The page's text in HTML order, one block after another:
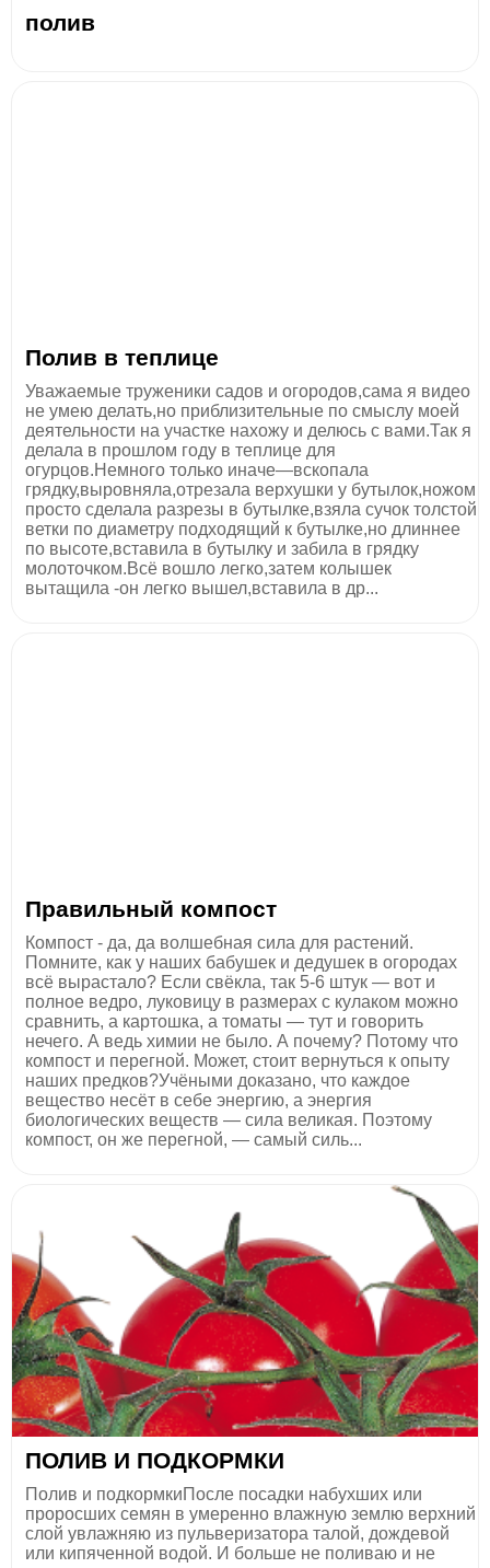
полив
Полив в теплице
Уважаемые труженики садов и огородов,сама я видео
не умею делать,но приблизительные по смыслу моей
деятельности на участке нахожу и делюсь с вами.Так я
делала в прошлом году в теплице для
огурцов.Немного только иначе—вскопала
грядку,выровняла,отрезала верхушки у бутылок,ножом
просто сделала разрезы в бутылке,взяла сучок толстой
ветки по диаметру подходящий к бутылке,но длиннее
по высоте,вставила в бутылку и забила в грядку
молоточком.Всё вошло легко,затем колышек
вытащила -он легко вышел,вставила в др...
Правильный компост
Компост - да, да волшебная сила для растений.
Помните, как у наших бабушек и дедушек в огородах
всё вырастало? Если свёкла, так 5-6 штук — вот и
полное ведро, луковицу в размерах с кулаком можно
сравнить, а картошка, а томаты — тут и говорить
нечего. А ведь химии не было. А почему? Потому что
компост и перегной. Может, стоит вернуться к опыту
наших предков?Учёными доказано, что каждое
вещество несёт в себе энергию, а энергия
биологических веществ — сила великая. Поэтому
компост, он же перегной, — самый силь...
ПОЛИВ И ПОДКОРМКИ
Полив и подкормкиПосле посадки набухших или
проросших семян в умеренно влажную землю верхний
слой увлажняю из пульверизатора талой, дождевой
или кипяченной водой. И больше не поливаю и не